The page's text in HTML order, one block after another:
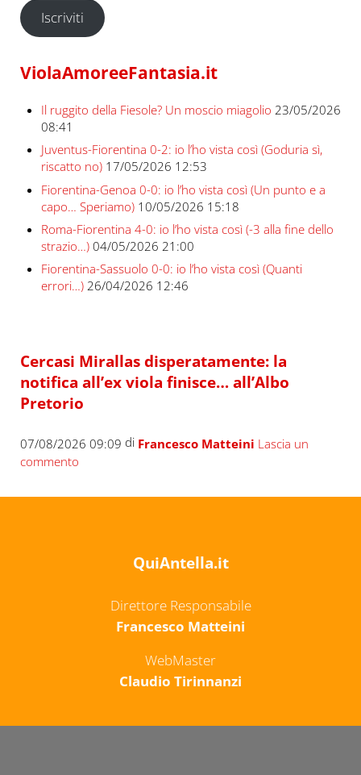
Iscriviti
ViolaAmoreeFantasia.it
Il ruggito della Fiesole? Un moscio miagolio 23/05/2026
08:41
Juventus-Fiorentina 0-2: io l’ho vista così (Goduria sì,
riscatto no) 17/05/2026 12:53
Fiorentina-Genoa 0-0: io l’ho vista così (Un punto e a
capo… Speriamo) 10/05/2026 15:18
Roma-Fiorentina 4-0: io l’ho vista così (-3 alla fine dello
strazio…) 04/05/2026 21:00
Fiorentina-Sassuolo 0-0: io l’ho vista così (Quanti
errori…) 26/04/2026 12:46
Cercasi Mirallas disperatamente: la
notifica all’ex viola finisce… all’Albo
Pretorio
07/08/2026 09:09 di Francesco Matteini Lascia un
commento
QuiAntella.it
Direttore Responsabile
Francesco Matteini
WebMaster
Claudio Tirinnanzi